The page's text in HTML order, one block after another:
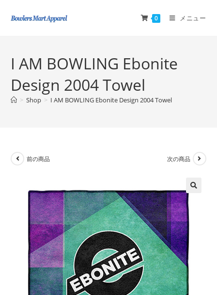
0 メニュー
I AM BOWLING Ebonite
Design 2004 Towel
> Shop > I AM BOWLING Ebonite Design 2004 Towel
前の商品 次の商品